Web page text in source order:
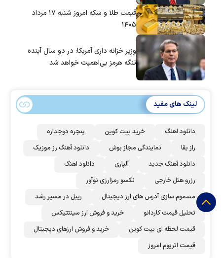
قیمت طلا و سکه امروز شنبه ۱۷ مرداد
۱۴۰۵
وزیر خزانه داری آمریکا: در دو سال آینده
تنگه هرمز بی‌اهمیت خواهد شد
لینک های مفید
دانلود اهنگ خرید بیت کوین
پنجره دوجداره
راز بقا
نمایندگی مجاز بوش
دانلود آهنگ رز‌ موزیک
دانلود آهنگ جدید
آلپاری
دانلود اهنگ
رزرو هتل خارجی
نکسو رمزارزی نوآور
مسموم سازی آدرس های ارز دیجیتال
ریپل در مسیر رشد
تحلیل قیمت کاردانو
خرید و فروش ارز سینتتیکس
قیمت لحظه ای بیت کوین
خرید و فروش ارزهای دیجیتال
قیمت اتریوم امروز